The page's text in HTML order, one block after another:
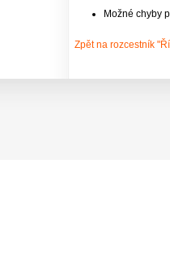
Možné chyby
Zpět na rozcestník